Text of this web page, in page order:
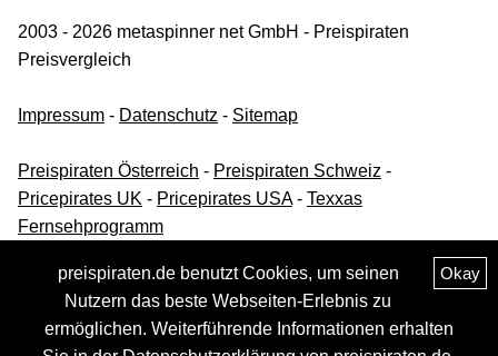
2003 - 2026 metaspinner net GmbH - Preispiraten
Preisvergleich
Impressum - Datenschutz - Sitemap
Preispiraten Österreich - Preispiraten Schweiz -
Pricepirates UK - Pricepirates USA- Texxas
Fernsehprogramm
Okay
preispiraten.de benutzt Cookies, um seinen
Nutzern das beste Webseiten-Erlebnis zu
ermöglichen. Weiterführende Informationen erhalten